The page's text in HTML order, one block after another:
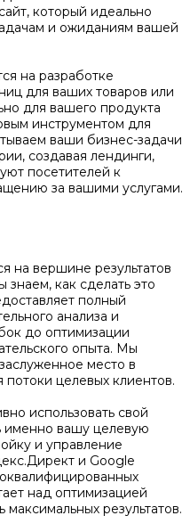
который идеально
и ожиданиям вашей
на разработке
для ваших товаров или
для вашего продукта
инструментом для
ваши бизнес-задачи
создавая лендинги,
посетителей к
за вашими услугами.
на вершине результатов
как сделать это
полный
анализа и
до оптимизации
опыта. Мы
место в
потоки целевых клиентов.
использовать свой
вашу целевую
и управление
и Google
над оптимизацией
результатов.